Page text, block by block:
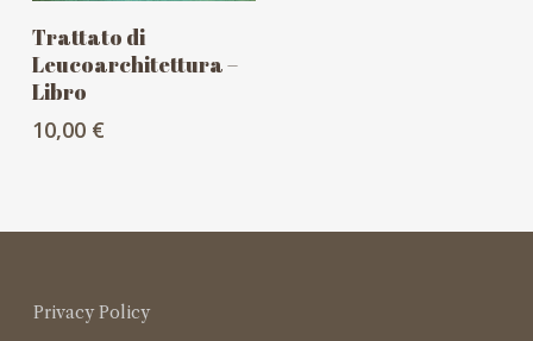
Aggiungi Al Carrello
Trattato di
Leucoarchitettura –
Libro
10,00 €
Privacy Policy